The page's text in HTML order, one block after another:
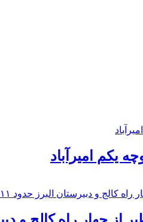
یکم امیرآباد